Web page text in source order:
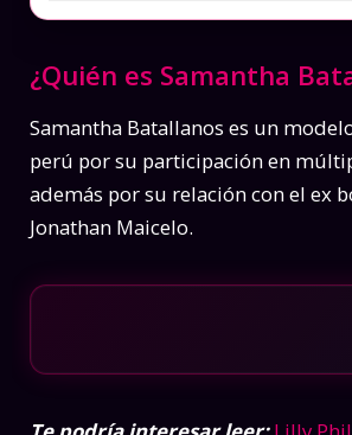
¿Quién es Samantha
Samantha Batallanos es un
perú por su participación en
además por su relación con el ex
Jonathan Maicelo.